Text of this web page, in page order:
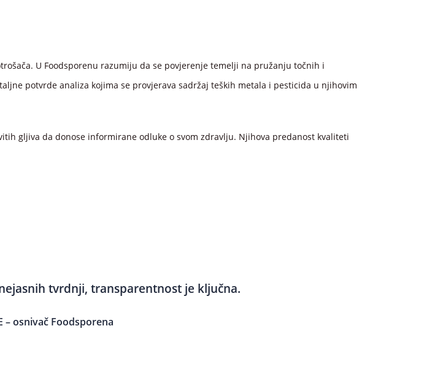
U Foodsporenu razumiju da se povjerenje temelji na pružanju točnih i
potvrde analiza kojima se provjerava sadržaj teških metala i pesticida u njihovim
gljiva da donose informirane odluke o svom zdravlju. Njihova predanost kvaliteti
tvrdnji, transparentnost je ključna.
– osnivač Foodsporena